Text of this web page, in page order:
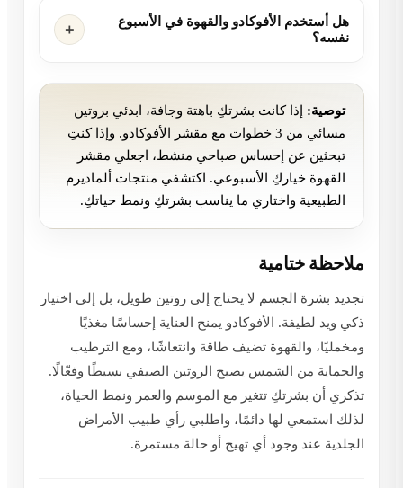
هل أستخدم الأفوكادو والقهوة في الأسبوع
نفسه؟
توصية: إذا كانت بشرتكِ باهتة وجافة، ابدئي بروتين
مسائي من 3 خطوات مع مقشر الأفوكادو. وإذا كنتِ
تبحثين عن إحساس صباحي منشط، اجعلي مقشر
القهوة خياركِ الأسبوعي. اكتشفي منتجات ألماديرم
الطبيعية واختاري ما يناسب بشرتكِ ونمط حياتكِ.
ملاحظة ختامية
تجديد بشرة الجسم لا يحتاج إلى روتين طويل، بل إلى اختيار
ذكي ويد لطيفة. الأفوكادو يمنح العناية إحساسًا مغذيًا
ومخمليًا، والقهوة تضيف طاقة وانتعاشًا، ومع الترطيب
والحماية من الشمس يصبح الروتين الصيفي بسيطًا وفعّالًا.
تذكري أن بشرتكِ تتغير مع الموسم والعمر ونمط الحياة،
لذلك استمعي لها دائمًا، واطلبي رأي طبيب الأمراض
الجلدية عند وجود أي تهيج أو حالة مستمرة.